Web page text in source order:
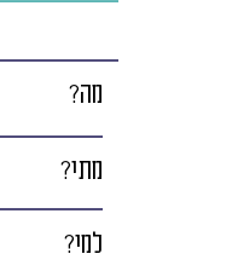
מה?
מתי?
למי?